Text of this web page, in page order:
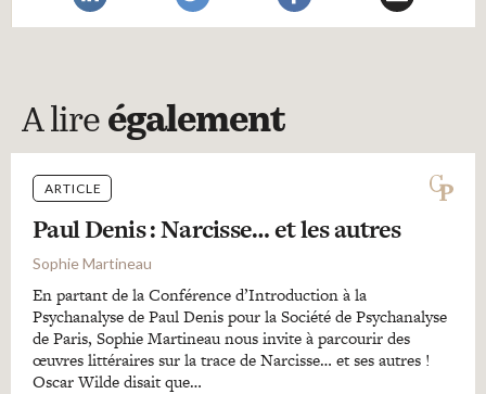
A lire également
ARTICLE
Paul Denis : Narcisse… et les autres
Sophie Martineau
En partant de la Conférence d’Introduction à la
Psychanalyse de Paul Denis pour la Société de Psychanalyse
de Paris, Sophie Martineau nous invite à parcourir des
œuvres littéraires sur la trace de Narcisse… et ses autres !
Oscar Wilde disait que…